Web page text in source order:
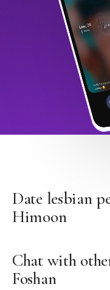
Date lesbian
Himoon
Chat with
Foshan